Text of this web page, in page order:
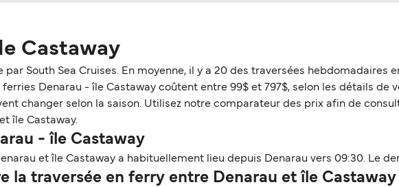
Castaway
South Sea Cruises. En moyenne, il y a 20 des traversées hebdomadaires
Denarau - île Castaway coûtent entre 99$ et 797$, selon les détails de
changer selon la saison. Utilisez notre comparateur des prix afin de
île Castaway.
- île Castaway
et île Castaway a habituellement lieu depuis Denarau vers 09:30. Le
la traversée en ferry entre Denarau et île Castaway